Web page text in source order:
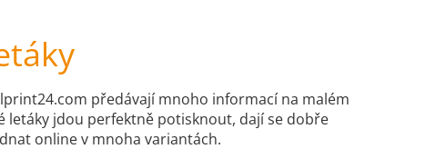
předávají mnoho informací na malém
letáky jdou perfektně potisknout, dají se dobře
online v mnoha variantách.